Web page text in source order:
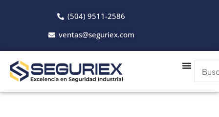
(504) 9511-2586
ventas@seguriex.com